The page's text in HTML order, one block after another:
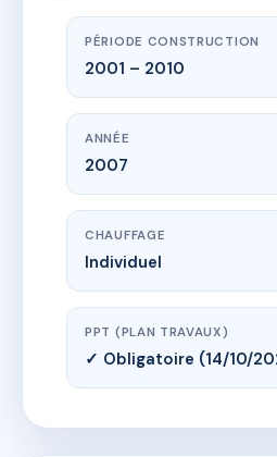
PÉRIODE CONSTRUCTION
2001 – 2010
ANNÉE
2007
CHAUFFAGE
Individuel
PPT (PLAN TRAVAUX)
✓ Obligatoire (14/10/